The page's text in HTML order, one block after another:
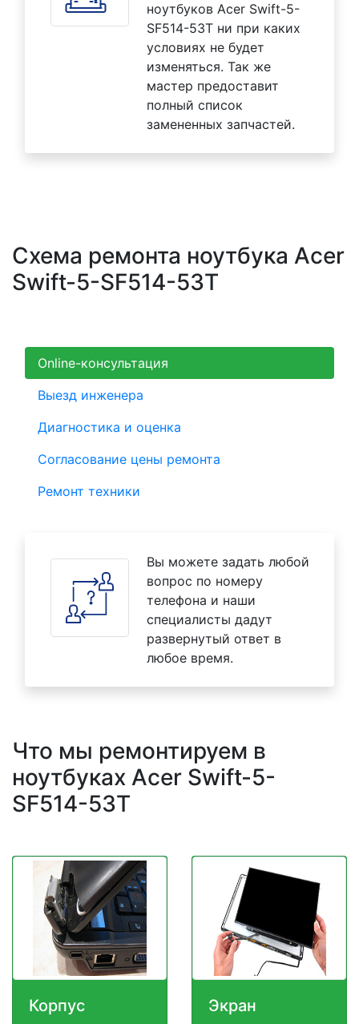
ноутбуков Acer Swift-5-
SF514-53T ни при каких
условиях не будет
изменяться. Так же
мастер предоставит
полный список
замененных запчастей.
Схема ремонта ноутбука Acer
Swift-5-SF514-53T
Online-консультация
Выезд инженера
Диагностика и оценка
Согласование цены ремонта
Ремонт техники
Вы можете задать любой
вопрос по номеру
телефона и наши
специалисты дадут
развернутый ответ в
любое время.
Что мы ремонтируем в
ноутбуках Acer Swift-5-
SF514-53T
Корпус Экран